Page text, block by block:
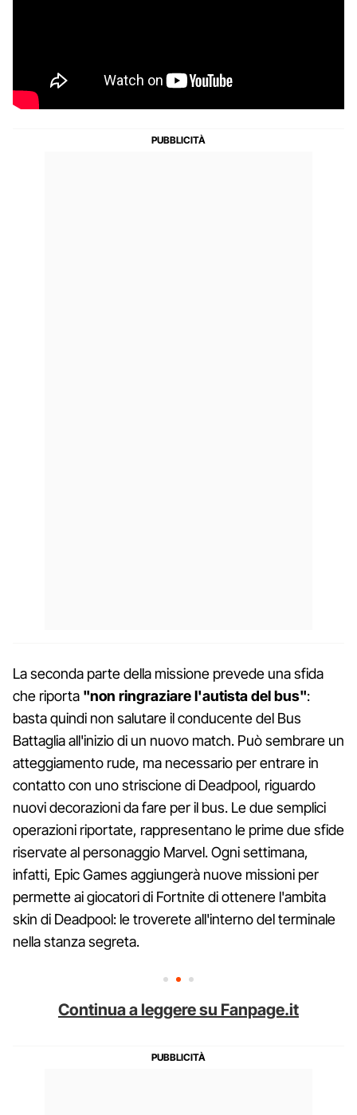
La seconda parte della missione prevede una sfida
che riporta "non ringraziare l'autista del bus":
basta quindi non salutare il conducente del Bus
Battaglia all'inizio di un nuovo match. Può sembrare un
atteggiamento rude, ma necessario per entrare in
contatto con uno striscione di Deadpool, riguardo
nuovi decorazioni da fare per il bus. Le due semplici
operazioni riportate, rappresentano le prime due sfide
riservate al personaggio Marvel. Ogni settimana,
infatti, Epic Games aggiungerà nuove missioni per
permette ai giocatori di Fortnite di ottenere l'ambita
skin di Deadpool: le troverete all'interno del terminale
nella stanza segreta.
Continua a leggere su Fanpage.it